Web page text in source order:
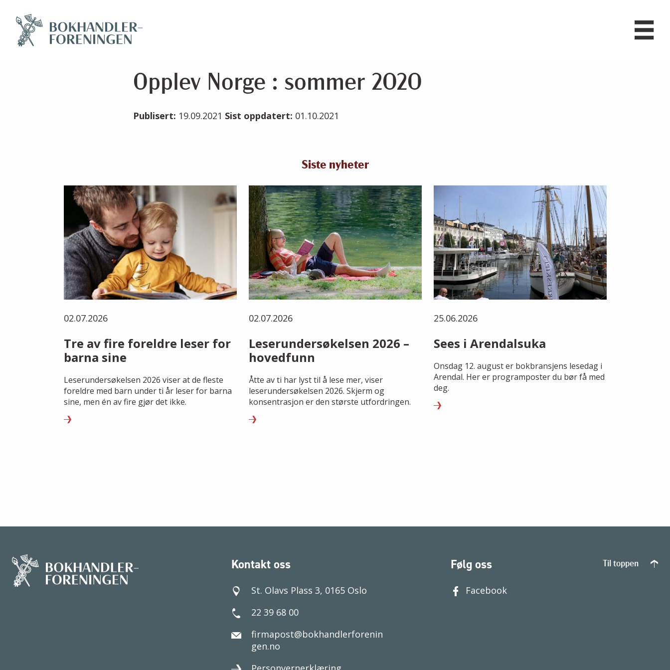
Opplev Norge : sommer 2020
Publisert: 19.09.2021 Sist oppdatert: 01.10.2021
Siste nyheter
02.07.2026
Tre av fire foreldre leser for
barna sine
Leserundersøkelsen 2026 viser at de fleste
foreldre med barn under ti år leser for barna
sine, men én av fire gjør det ikke.
02.07.2026
Leserundersøkelsen 2026 –
hovedfunn
Åtte av ti har lyst til å lese mer, viser
leserundersøkelsen 2026. Skjerm og
konsentrasjon er den største utfordringen.
25.06.2026
Sees i Arendalsuka
Onsdag 12. august er bokbransjens lesedag i
Arendal. Her er programposter du bør få med
deg.
Kontakt oss
St. Olavs Plass 3, 0165 Oslo
22 39 68 00
firmapost@bokhandlerforenin
gen.no
Følg oss
Facebook
Til toppen